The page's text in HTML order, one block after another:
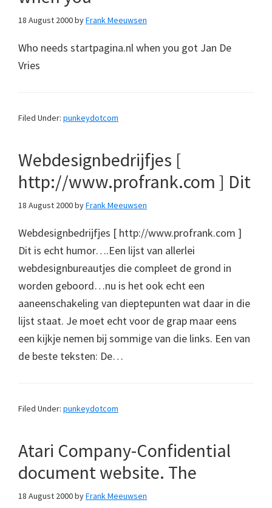
18 August 2000byFrank Meeuwsen
Who needs startpagina.nl when you got Jan De
Vries
Filed Under: punkeydotcom
Webdesignbedrijfjes [
http://www.profrank.com ] Dit
18 August 2000byFrank Meeuwsen
Webdesignbedrijfjes [ http://www.profrank.com ]
Dit is echt humor….Een lijst van allerlei
webdesignbureautjes die compleet de grond in
worden geboord…nu is het ook echt een
aaneenschakeling van dieptepunten wat daar in die
lijst staat. Je moet echt voor de grap maar eens
een kijkje nemen bij sommige van die links. Een van
de beste teksten: De…
Filed Under: punkeydotcom
Atari Company-Confidential
document website. The
18 August 2000byFrank Meeuwsen